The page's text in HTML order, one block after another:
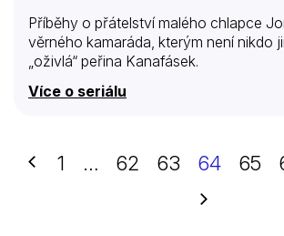
Příběhy o přátelství malého chlapce
věrného kamaráda, kterým není nikdo
„oživlá“ peřina Kanafásek.
Více o seriálu
Předchozí
1 … 62 63 64 65
Další